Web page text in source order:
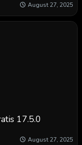
August 27, 2025
17.5.0
August 27, 2025